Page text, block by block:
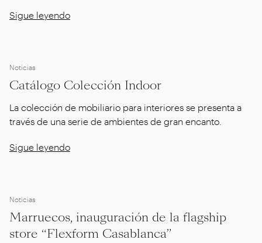
Sigue leyendo
Noticias
Catálogo Colección Indoor
La colección de mobiliario para interiores se presenta a
través de una serie de ambientes de gran encanto.
Sigue leyendo
Noticias
Marruecos, inauguración de la flagship
store “Flexform Casablanca”